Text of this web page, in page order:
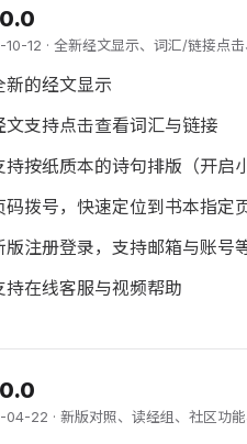
12 · 全新经文显示、词汇/链接点
新的经文显示
文支持点击查看词汇与链接
持按纸质本的诗句排版（开启
码拨号，快速定位到书本指定
版注册登录，支持邮箱与账号
持在线客服与视频帮助
22 · 新版对照、读经组、社区功